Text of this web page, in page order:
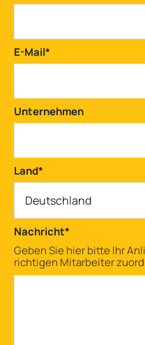
E-Mail*
Unternehmen
Land*
Deutschland
Nachricht*
Geben Sie hier bitte Ihr
richtigen Mitarbeiter